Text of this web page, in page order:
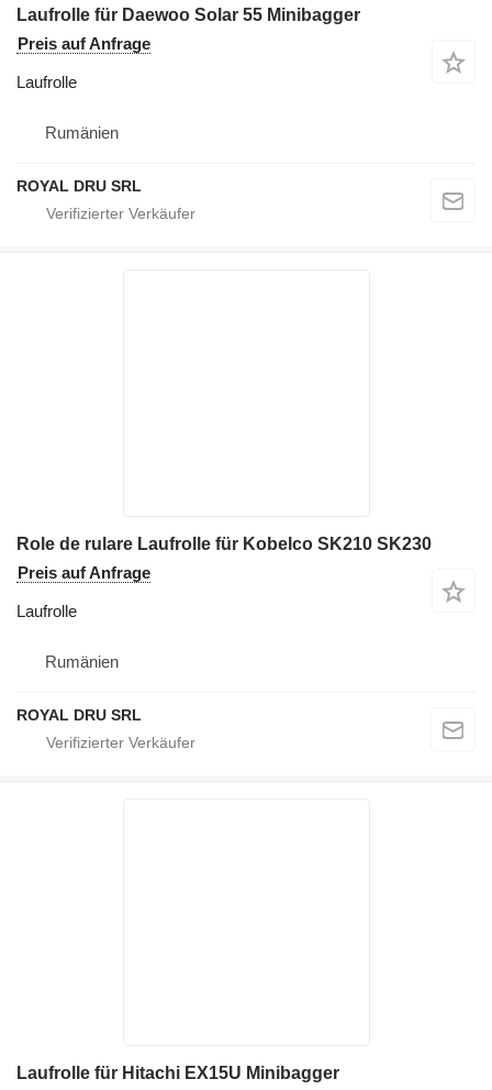
Laufrolle für Daewoo Solar 55 Minibagger
Preis auf Anfrage
Laufrolle
Rumänien
ROYAL DRU SRL
Role de rulare Laufrolle für Kobelco SK210 SK230
Preis auf Anfrage
Laufrolle
Rumänien
ROYAL DRU SRL
Laufrolle für Hitachi EX15U Minibagger